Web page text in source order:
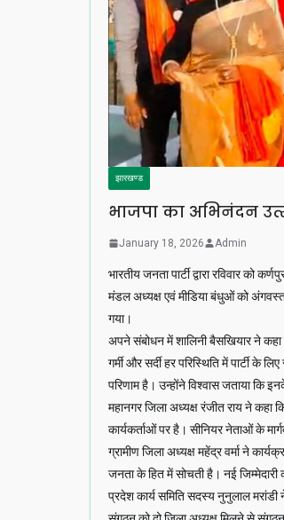
झारखण्ड
भाजपा का अभिनंदन
January 18, 2026 Admin
भारतीय जनता पार्टी द्वारा रविवार
मंडल अध्यक्ष एवं मीडिया बंधुओं को
गया।
अपने संबोधन में शालिनी बैसखियार ने
गर्मी और सर्दी हर परिस्थिति में पार्टी के
परिणाम है। उन्होंने विश्वास जताया कि
महानगर जिला अध्यक्ष रंजीत राय ने कहा
कार्यकर्ताओं पर है। सीनियर नेताओं के
ग्रामीण जिला अध्यक्ष महेंद्र वर्मा ने
जनता के हित में सोचती है। नई
प्रदेश कार्य समिति सदस्य नुनुलाल